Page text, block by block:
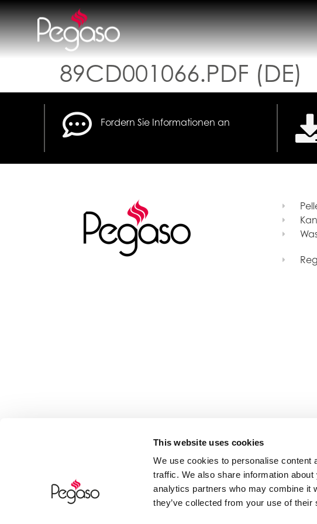
This website uses cookies
We use cookies to personalise content
traffic. We also share information
analytics partners who may combine it
they’ve collected from your use of their
89CD001066.PDF (DE)
Fordern Sie Informationen an